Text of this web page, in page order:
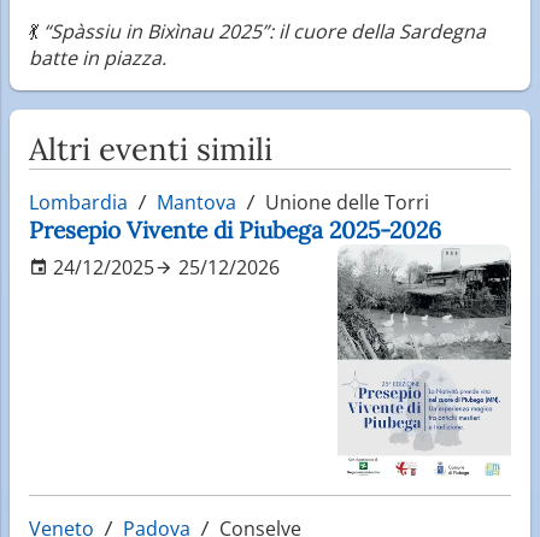
💃 “Spàssiu in Bixìnau 2025”: il cuore della Sardegna
batte in piazza.
Altri eventi simili
Lombardia Mantova Unione delle Torri
Presepio Vivente di Piubega 2025-2026
24/12/2025 25/12/2026
Veneto Padova Conselve